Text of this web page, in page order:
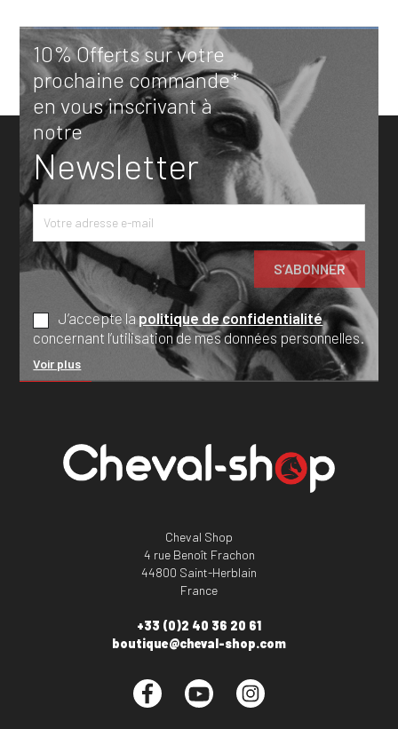
10% Offerts sur votre
prochaine commande*
en vous inscrivant à
notre
Newsletter
J’accepte lapolitique de confidentialité
concernant l’utilisation de mes données personnelles.
Voir plus
Cheval Shop
4 rue Benoît Frachon
44800 Saint-Herblain
France
+33 (0)2 40 36 20 61
boutique@cheval-shop.com
Facebook YouTube